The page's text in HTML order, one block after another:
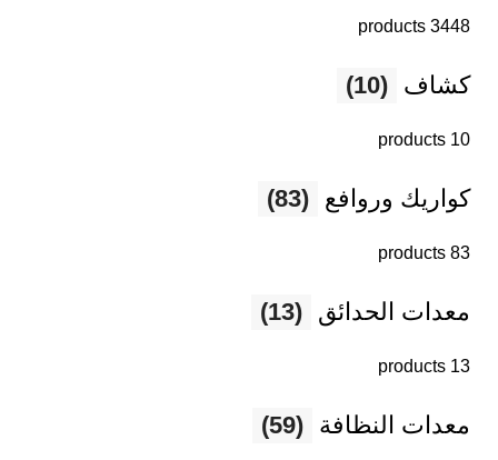
3448 products
كشاف (10)
10 products
كواريك وروافع (83)
83 products
معدات الحدائق (13)
13 products
معدات النظافة (59)